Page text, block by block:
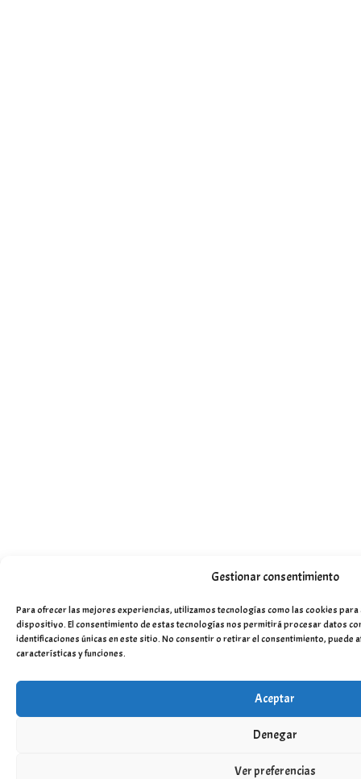
Gestionar consentimiento
Para ofrecer las mejores experiencias, utilizamos tecnologías como las cookies
dispositivo. El consentimiento de estas tecnologías nos permitirá procesar datos
identificaciones únicas en este sitio. No consentir o retirar el consentimiento, puede
características y funciones.
Aceptar
Denegar
Ver preferencias